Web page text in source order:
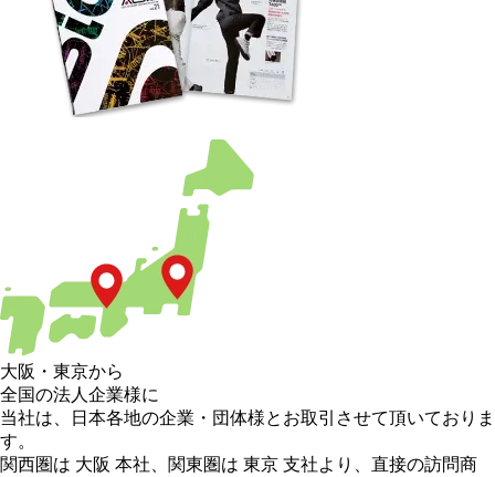
大阪 ・ 東京から
全国の法人企業様に
当社は、日本各地の企業・団体様とお取引させて頂いておりま
す。
関西圏は 大阪 本社
関東圏は 東京 支社より、直接の訪問商